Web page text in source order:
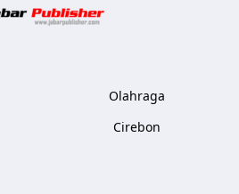
Olahraga
Cirebon